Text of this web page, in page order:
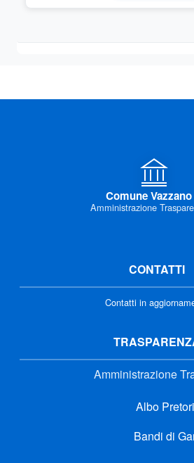
Comune Vazzano
Amministrazione
CONTATTI
Contatti in
Amministrazione
Albo
Bandi di